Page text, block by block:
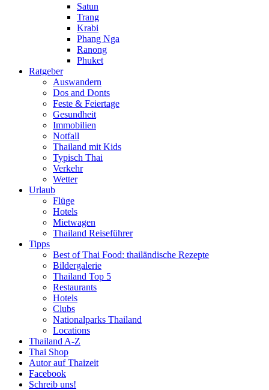
Satun
Trang
Krabi
Phang Nga
Ranong
Phuket
Ratgeber
Auswandern
Dos and Donts
Feste & Feiertage
Gesundheit
Immobilien
Notfall
Thailand mit Kids
Typisch Thai
Verkehr
Wetter
Urlaub
Flüge
Hotels
Mietwagen
Thailand Reiseführer
Tipps
Best of Thai Food: thailändische Rezepte
Bildergalerie
Thailand Top 5
Restaurants
Hotels
Clubs
Nationalparks Thailand
Locations
Thailand A-Z
Thai Shop
Autor auf Thaizeit
Facebook
Schreib uns!